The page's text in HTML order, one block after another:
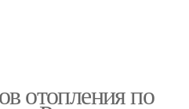
отопления по